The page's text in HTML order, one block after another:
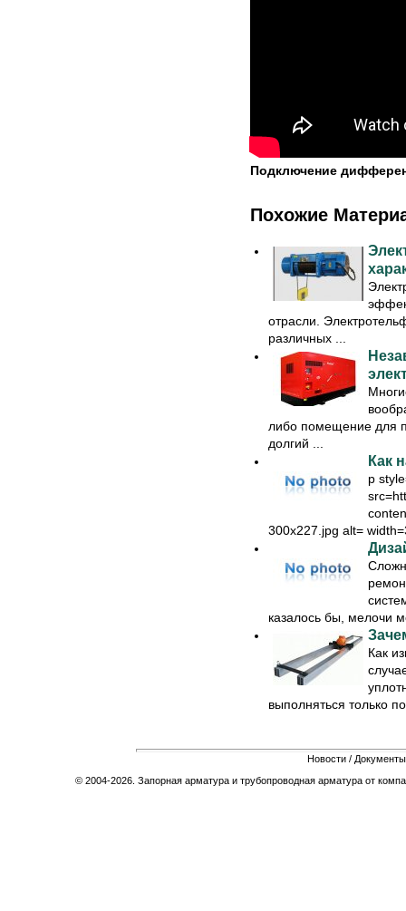
Подключение
Похожие
отрасли.
различных ...
либо помещение для
долгий ...
Как
p
300x227.jpg alt=
казалось бы, мелочи
Как
выполняться только
Новости / Документы
© 2004-2026. Запорная арматура и трубопроводная арматура от